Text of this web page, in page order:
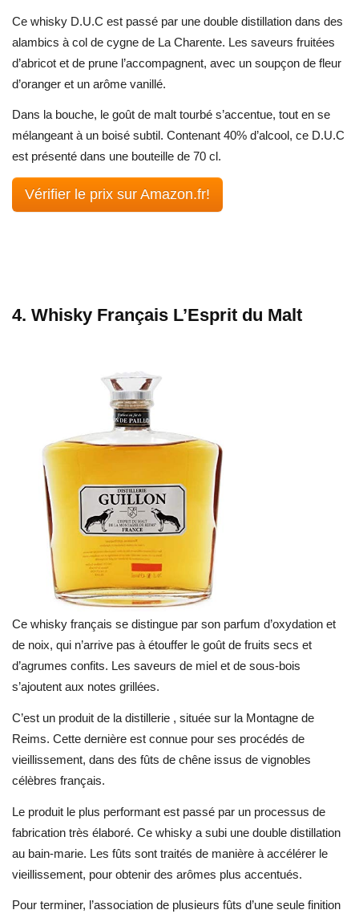
Ce whisky D.U.C est passé par une double distillation dans des
alambics à col de cygne de La Charente. Les saveurs fruitées
d’abricot et de prune l’accompagnent, avec un soupçon de fleur
d’oranger et un arôme vanillé.
Dans la bouche, le goût de malt tourbé s’accentue, tout en se
mélangeant à un boisé subtil. Contenant 40% d’alcool, ce D.U.C
est présenté dans une bouteille de 70 cl.
Vérifier le prix sur Amazon.fr!
4. Whisky Français L’Esprit du Malt
Ce whisky français se distingue par son parfum d’oxydation et
de noix, qui n’arrive pas à étouffer le goût de fruits secs et
d’agrumes confits. Les saveurs de miel et de sous-bois
s’ajoutent aux notes grillées.
C’est un produit de la distillerie , située sur la Montagne de
Reims. Cette dernière est connue pour ses procédés de
vieillissement, dans des fûts de chêne issus de vignobles
célèbres français.
Le produit le plus performant est passé par un processus de
fabrication très élaboré. Ce whisky a subi une double distillation
au bain-marie. Les fûts sont traités de manière à accélérer le
vieillissement, pour obtenir des arômes plus accentués.
Pour terminer, l’association de plusieurs fûts d’une seule finition